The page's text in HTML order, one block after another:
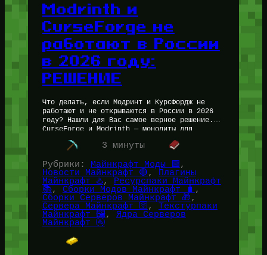
Modrinth и
CurseForge не
работают в России
в 2026 году:
РЕШЕНИЕ
Что делать, если Модринт и КурсФордж не
работают и не открываются в России в 2026
году? Нашли для Вас самое верное решение.
CurseForge и Modrinth — монолиты для
скачивания модов…
3 минуты
Рубрики: Майнкрафт Моды 🟩
Новости Майнкрафт 🔴, Плагины
Майнкрафт ♨️, Ресурспаки Майнкрафт
📚, Сборки Модов Майнкрафт 🧳
Сборки Серверов Майнкрафт 🎁
Сервера Майнкрафт 🛜 , Текстурпаки
Майнкрафт 🖼️, Ядра Серверов
Майнкрафт 🚰